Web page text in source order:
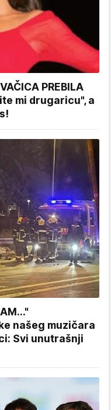
PREBILA
mi drugaricu", a
našeg muzičara
Svi unutrašnji